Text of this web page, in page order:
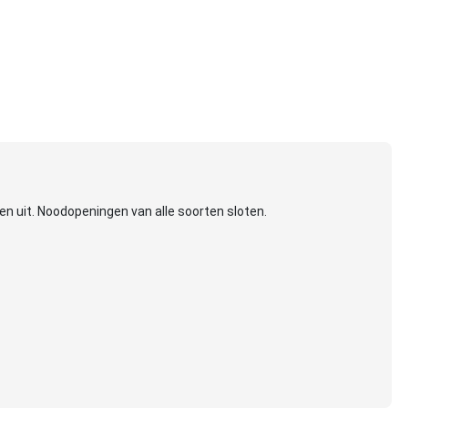
uit. Noodopeningen van alle soorten sloten.